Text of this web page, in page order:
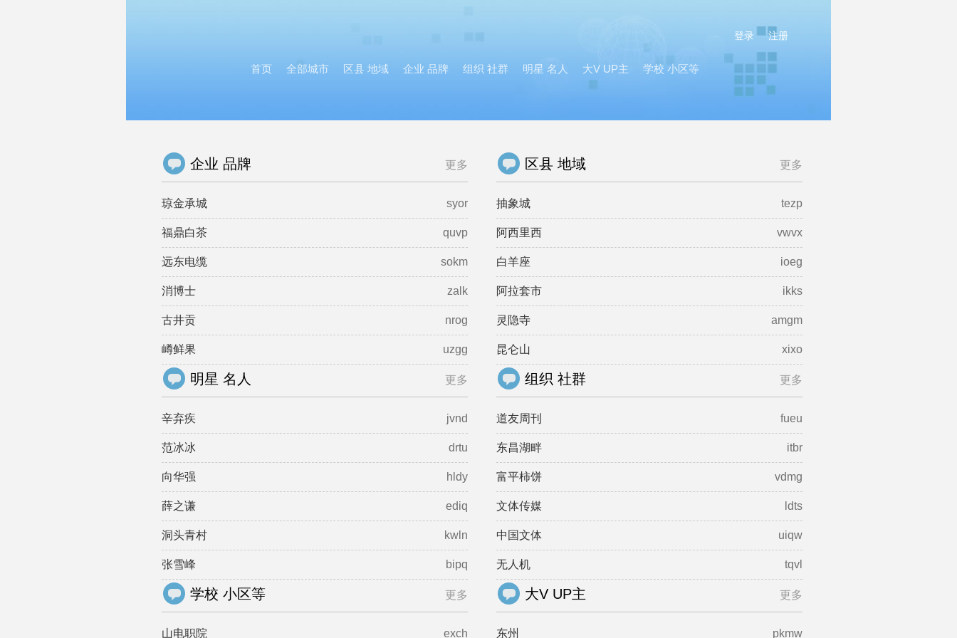
注册
登录
首页 全部城市 区县 地域 企业 品牌 组织 社群 明星 名人 大V UP主 学校 小区等
区县 地域 更多
抽象城 tezp
阿西里西 vwvx
白羊座 ioeg
阿拉套市 ikks
灵隐寺 amgm
昆仑山 xixo
企业 品牌 更多
琼金承城 syor
福鼎白茶 quvp
远东电缆 sokm
消博士 zalk
古井贡 nrog
嶟鲜果 uzgg
组织 社群 更多
道友周刊 fueu
东昌湖畔 itbr
富平柿饼 vdmg
文体传媒 ldts
中国文体 uiqw
无人机 tqvl
明星 名人 更多
辛弃疾 jvnd
范冰冰 drtu
向华强 hldy
薛之谦 ediq
洞头青村 kwln
张雪峰 bipq
大V UP主 更多
东州 pkmw
学校 小区等 更多
山电职院 exch